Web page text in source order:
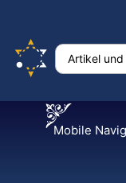
Mobile